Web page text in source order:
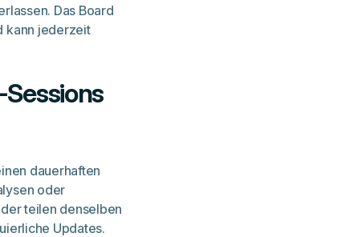
Das Board
kann jederzeit
dauerhaften
oder
teilen denselben
Updates.